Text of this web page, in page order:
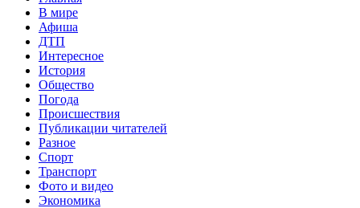
В мире
Афиша
ДТП
Интересное
История
Общество
Погода
Происшествия
Публикации читателей
Разное
Спорт
Транспорт
Фото и видео
Экономика